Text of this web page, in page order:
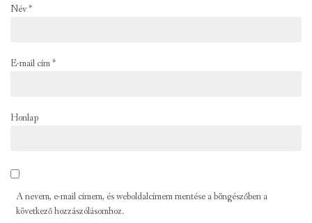
Név*
E-mail cím*
Honlap
A nevem, e-mail címem, és weboldalcímem mentése a böngészőben a
következő hozzászólásomhoz.